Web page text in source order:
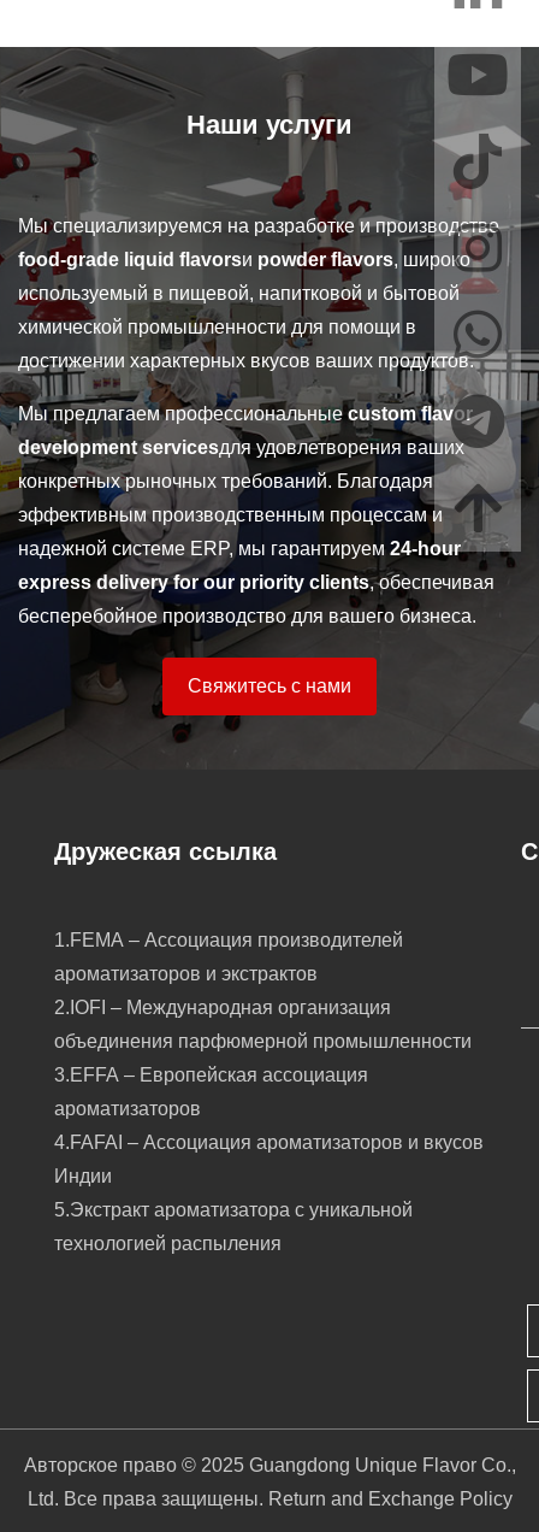
Наши услуги
Мы специализируемся на разработке и производстве
food-grade liquid flavorsи powder flavors, широко
используемый в пищевой, напитковой и бытовой
химической промышленности для помощи в
достижении характерных вкусов ваших продуктов.
Мы предлагаем профессиональные custom flavor
development servicesдля удовлетворения ваших
конкретных рыночных требований. Благодаря
эффективным производственным процессам и
надежной системе ERP, мы гарантируем24-hour
express delivery for our priority clients, обеспечивая
бесперебойное производство для вашего бизнеса.
Свяжитесь с нами
Дружеская ссылка
1.FEMA – Ассоциация производителей
ароматизаторов и экстрактов
2.IOFI – Международная организация
объединения парфюмерной промышленности
3.EFFA – Европейская ассоциация
ароматизаторов
4.FAFAI – Ассоциация ароматизаторов и вкусов
Индии
5.Экстракт ароматизатора с уникальной
технологией распыления
Авторское право © 2025 Guangdong Unique Flavor Co.,
Ltd. Все права защищены. Return and Exchange Policy